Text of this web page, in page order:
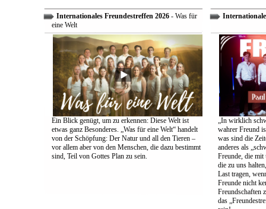
Internationales Freundestreffen 2026- Was für
eine Welt
Ein Blick genügt, um zu erkennen: Diese Welt ist
etwas ganz Besonderes. „Was für eine Welt“ handelt
von der Schöpfung: Der Natur und all den Tieren –
vor allem aber von den Menschen, die dazu bestimmt
sind, Teil von Gottes Plan zu sein.
„In wirklich
wahrer Freund
was sind die
anderes als
Freunde, die mit
die zu uns
Last tragen,
Freunde nicht
Freundschaften
das